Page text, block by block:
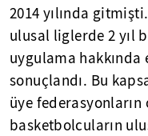
2014 yılında
ulusal liglerde 2 yıl
uygulama
sonuçlandı. Bu
üye federasyonların
basketbolcuların